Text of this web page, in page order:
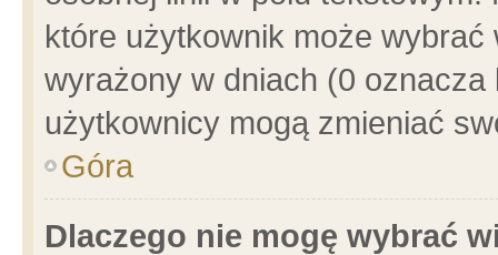
które użytkownik może
wyrażony w dniach (0
użytkownicy mogą zmieniać
Góra
Dlaczego nie mogę wybrać